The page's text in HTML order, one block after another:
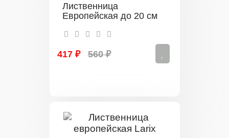
Лиственница
Европейская до 20 см
417 ₽ 560 ₽